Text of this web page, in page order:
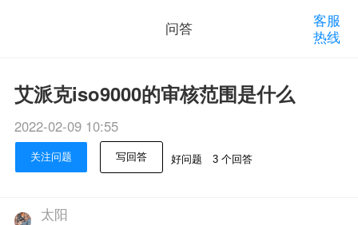
问答
客服
热线
艾派克iso9000的审核范围是什么
2022-02-09 10:55
关注问题 写回答 好问题 3 个回答
太阳